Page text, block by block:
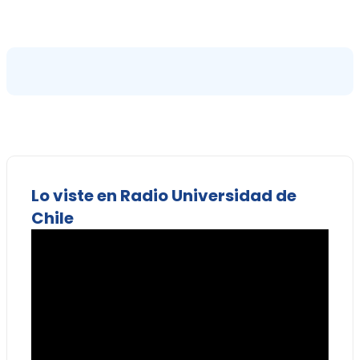
Lo viste en Radio Universidad de
Chile